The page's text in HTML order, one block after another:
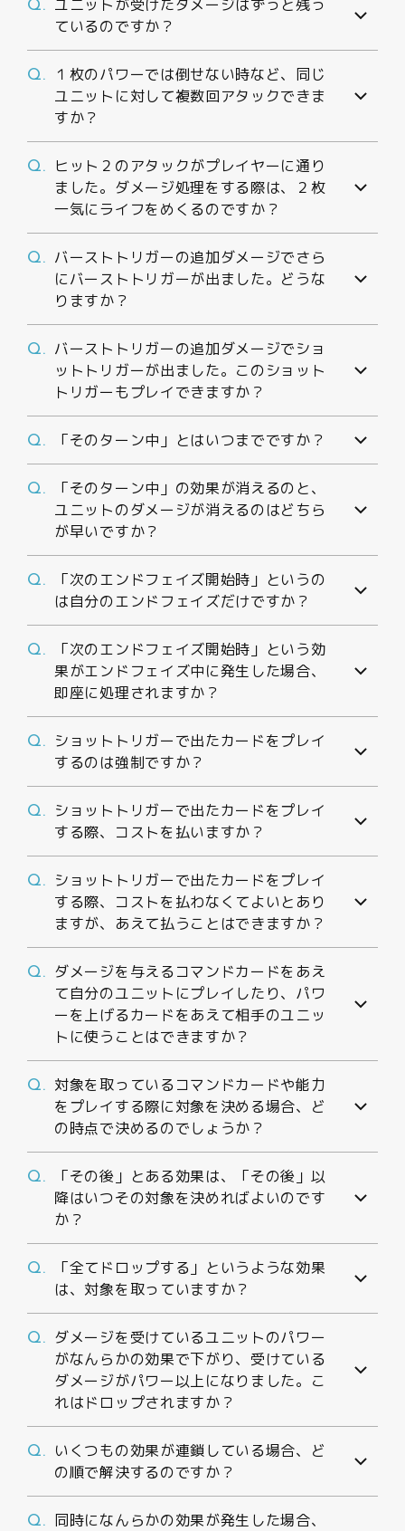
Q. ユニットが受けたダメージはずっと残っ
ているのですか？
Q.
１枚のパワーでは倒せない時など、同じ
ユニットに対して複数回アタックできま
すか？
Q.
ヒット２のアタックがプレイヤーに通り
ました。ダメージ処理をする際は、２枚
一気にライフをめくるのですか？
Q. バーストトリガーの追加ダメージでさら
にバーストトリガーが出ました。どうな
りますか？
Q. バーストトリガーの追加ダメージでショ
ットトリガーが出ました。このショット
トリガーもプレイできますか？
Q. 「そのターン中」とはいつまでですか？
Q.
「そのターン中」の効果が消えるのと、
ユニットのダメージが消えるのはどちら
が早いですか？
Q.
「次のエンドフェイズ開始時」というの
は自分のエンドフェイズだけですか？
Q.
「次のエンドフェイズ開始時」という効
果がエンドフェイズ中に発生した場合、
即座に処理されますか？
Q.
ショットトリガーで出たカードをプレイ
するのは強制ですか？
Q.
ショットトリガーで出たカードをプレイ
する際、コストを払いますか？
Q.
ショットトリガーで出たカードをプレイ
する際、コストを払わなくてよいとあり
ますが、あえて払うことはできますか？
Q. ダメージを与えるコマンドカードをあえ
て自分のユニットにプレイしたり、パワ
ーを上げるカードをあえて相手のユニッ
トに使うことはできますか？
Q. 対象を取っているコマンドカードや能力
をプレイする際に対象を決める場合、ど
の時点で決めるのでしょうか？
Q.
「その後」とある効果は、「その後」以
降はいつその対象を決めればよいのです
か？
Q.
「全てドロップする」というような効果
は、対象を取っていますか？
Q. ダメージを受けているユニットのパワー
がなんらかの効果で下がり、受けている
ダメージがパワー以上になりました。こ
れはドロップされますか？
Q.
いくつもの効果が連鎖している場合、ど
の順で解決するのですか？
Q. 同時になんらかの効果が発生した場合、